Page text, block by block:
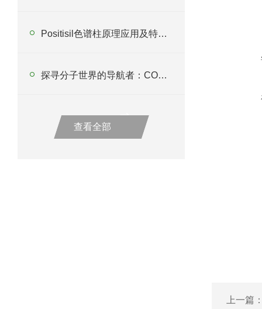
Positisil色谱柱原理应用及特点分析
探寻分子世界的导航者：COSMOSIL色谱柱
查看全部
上一篇